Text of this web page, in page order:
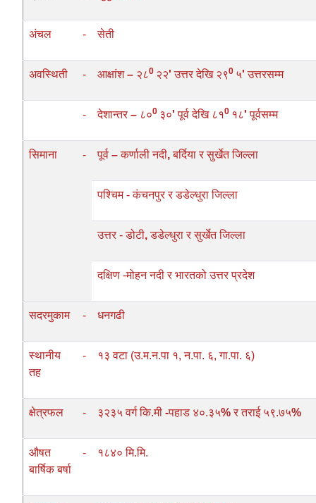
अंचल - सेती
अवस्थिती - आक्षांश– २८0 २२'उत्तर देखि २९0 ५'उत्तरसम्म
- देशान्तर – ८०0 ३०'पूर्व देखि ८१0 १८'पूर्वसम्म
सिमाना - पूर्व – कर्णाली नदी,बर्दिया र सुर्खेत जिल्ला
पश्चिम - कंचनपुर र डडेल्धुरा जिल्ला
उत्तर - डोटी,डडेल्धुरा र सुर्खेत जिल्ला
दक्षिण -मोहन नदी र भारतको उत्तर प्रदेश
सदरमुकाम - धनगढी
स्थानीय
तह
- १३ वटा (उ‍.म.न.पा १, न.पा. ६, गा.पा. ६)
क्षेत्रफल - ३२३५ वर्ग कि.मी -पहाड ४०.३५%र तराई ५९.७५%
औषत
बार्षिक बर्षा
- १८४० मि.मि.